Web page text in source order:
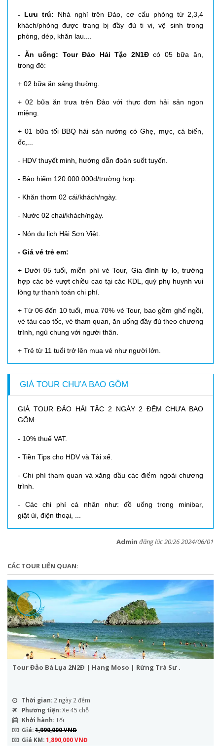
- Lưu trú: Nhà nghỉ trên Đảo, cơ cấu phòng từ 2,3,4
khách/phòng được trang bị đầy đủ ti vi, vệ sinh trong
phòng, dép, khăn lau....
- Ăn uống: Tour Đảo Hải Tặc 2N1Đcó 05 bữa ăn,
trong đó:
+ 02 bữa ăn sáng thường.
+ 02 bữa ăn trưa trên Đảo với thực đơn hải sản ngon
miệng.
+ 01 bữa tối BBQ hải sản nướng có Ghẹ, mực, cá biển,
ốc,...
- HDV thuyết minh, hướng dẫn đoàn suốt tuyến.
- Bảo hiểm 120.000.000đ/trường hợp.
- Khăn thơm 02 cái/khách/ngày.
​- Nước 02 chai/khách/ngày.
​- Nón du lịch Hải Sơn Việt.
- Giá vé trẻ em:
+ Dưới 05 tuổi, miễn phí vé Tour, Gia đình tự lo, trường
hợp các bé vượt chiều cao tại các KDL, quý phụ huynh vui
lòng tự thanh toán chi phí.
+ Từ 06 đến 10 tuổi, mua 70% vé Tour, bao gồm ghế ngồi,
vé tàu cao tốc, vé tham quan, ăn uống đầy đủ theo chương
trình, ngủ chung với người thân.
​+ Trẻ từ 11 tuổi trở lên mua vé như người lớn.
GIÁ TOUR CHƯA BAO GỒM
GIÁ TOUR ĐẢO HẢI TẶC 2 NGÀY 2 ĐÊM CHƯA BAO
GỒM:
​- 10% thuế VAT.
- Tiền Tips cho HDV và Tài xế.
- Chi phí tham quan và xăng dầu các điểm ngoài chương
trình.
- Các chi phí cá nhân như: đồ uống trong minibar,
giặt ủi, điện thoại, ...
Admin đăng lúc 20:26 2024/06/01
CÁC TOUR LIÊN QUAN:
Tour Đảo Bà Lụa 2N2Đ | Hang Moso | Rừng Trà Sư .
Thời gian: 2 ngày 2 đêm
Phương tiện:Xe 45 chỗ
Khởi hành:Tối
Giá:1,990,000 VNĐ
Giá KM:1,890,000 VNĐ